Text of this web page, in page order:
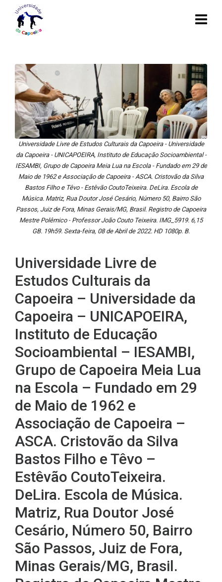
Universidade Livre de Estudos Culturais da Capoeira - Universidade
da Capoeira - UNICAPOEIRA, Instituto de Educação Socioambiental -
IESAMBI, Grupo de Capoeira Meia Lua na Escola - Fundado em 29 de
Maio de 1962 e Associação de Capoeira - ASCA. Cristovão da Silva
Bastos Filho e Têvo - Estêvão CoutoTeixeira. DeLira. Escola de
Música. Matriz, Rua Doutor José Cesário, Número 50, Bairro São
Passos, Juiz de Fora, Minas Gerais/MG, Brasil. Registro de Capoeira
Mestre Polêmico - Professor João Couto Teixeira. IMG_5919. 6,15
GB. 19h59. Sexta-feira, 08 de Abril de 2022. HD 1080p. B.
Universidade Livre de
Estudos Culturais da
Capoeira – Universidade da
Capoeira – UNICAPOEIRA,
Instituto de Educação
Socioambiental – IESAMBI,
Grupo de Capoeira Meia Lua
na Escola – Fundado em 29
de Maio de 1962 e
Associação de Capoeira –
ASCA. Cristovão da Silva
Bastos Filho e Têvo –
Estêvão CoutoTeixeira.
DeLira. Escola de Música.
Matriz, Rua Doutor José
Cesário, Número 50, Bairro
São Passos, Juiz de Fora,
Minas Gerais/MG, Brasil.